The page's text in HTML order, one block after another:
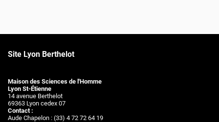
Site Lyon Berthelot
Maison des Sciences de l'Homme
Lyon St-Étienne
14 avenue Berthelot
69363 Lyon cedex 07
Contact :
Aude Chapelon : (33) 4 72 72 64 19